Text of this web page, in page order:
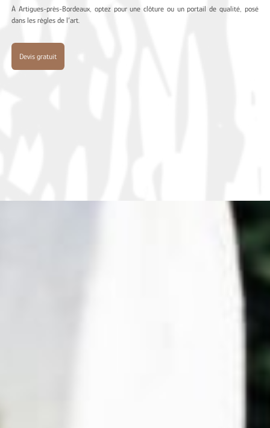
À Artigues-près-Bordeaux, optez pour une clôture ou un portail de qualité, posé
dans les règles de l’art.
Devis gratuit